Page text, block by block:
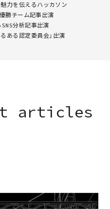
力を伝えるハッカソン
チーム記事出演
分析記事出演
ある認定委員会」出演
t arti cles